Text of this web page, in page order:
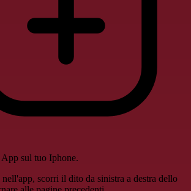
sul tuo Iphone.
scorri il dito da sinistra a destra dello